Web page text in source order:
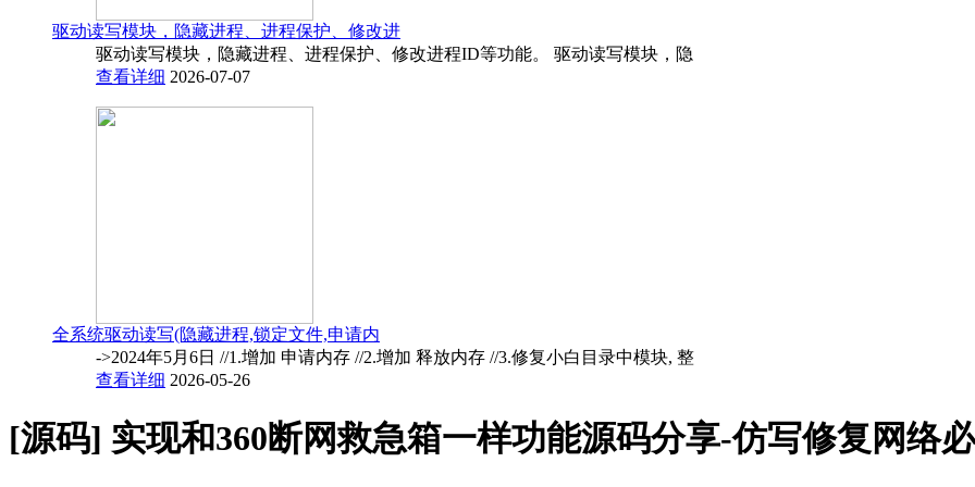
驱动读写模块，隐藏进程、进程保护、修改进
驱动读写模块，隐藏进程、进程保护、修改进程ID等功能。 驱动读写模块，隐
查看详细 2026-07-07
全系统驱动读写(隐藏进程,锁定文件,申请内
->2024年5月6日 //1.增加 申请内存 //2.增加 释放内存 //3.修复小白目录中模块, 整
查看详细 2026-05-26
[源码] 实现和360断网救急箱一样功能源码分享-仿写修复网络